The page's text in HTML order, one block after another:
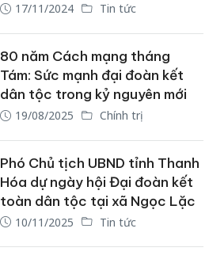
17/11/2024 Tin tức
80 năm Cách mạng tháng
Tám: Sức mạnh đại đoàn kết
dân tộc trong kỷ nguyên mới
19/08/2025 Chính trị
Phó Chủ tịch UBND tỉnh Thanh
Hóa dự ngày hội Đại đoàn kết
toàn dân tộc tại xã Ngọc Lặc
10/11/2025 Tin tức